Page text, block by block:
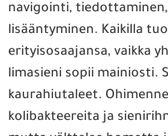
navigointi,
lisääntyminen. Kaikilla
erityisosaajansa, vaikka
limasieni sopii mainiosti.
kaurahiutaleet.
kolibakteereita ja